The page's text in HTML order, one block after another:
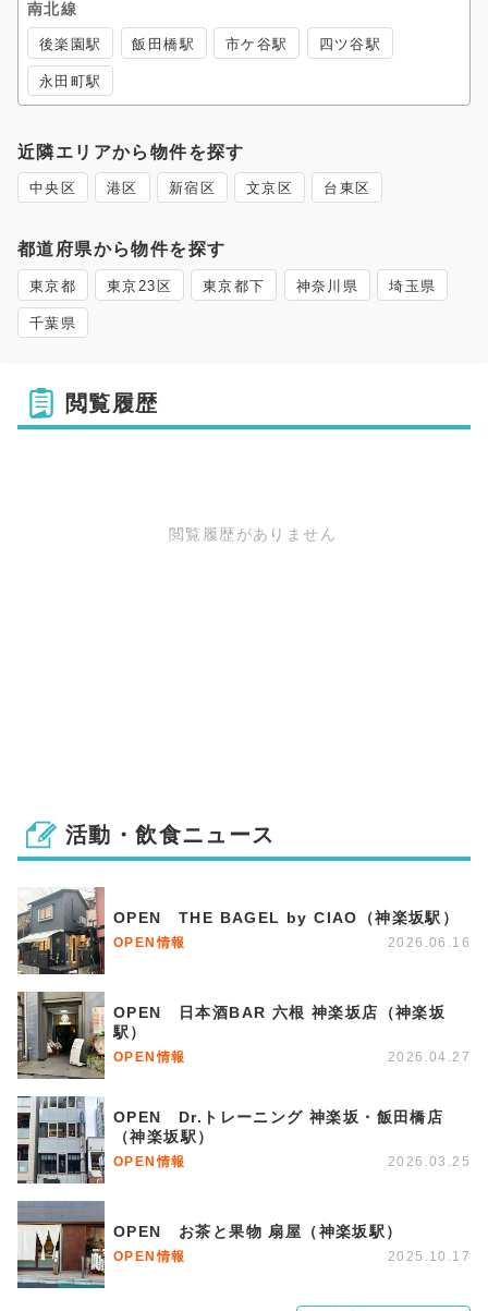
南北線
後楽園駅 飯田橋駅 市ケ谷駅 四ツ谷駅
永田町駅
近隣エリアから物件を探す
中央区 港区 新宿区 文京区 台東区
都道府県から物件を探す
東京都 東京23区 東京都下 神奈川県 埼玉県
千葉県
閲覧履歴
閲覧履歴がありません
活動・飲食ニュース
OPEN THE BAGEL by CIAO（神楽坂駅）
OPEN情報 2026.06.16
OPEN 日本酒BAR 六根 神楽坂店（神楽坂
駅）
OPEN情報 2026.04.27
OPEN Dr.トレーニング 神楽坂・飯田橋店
（神楽坂駅）
OPEN情報 2026.03.25
OPEN お茶と果物 扇屋（神楽坂駅）
OPEN情報 2025.10.17